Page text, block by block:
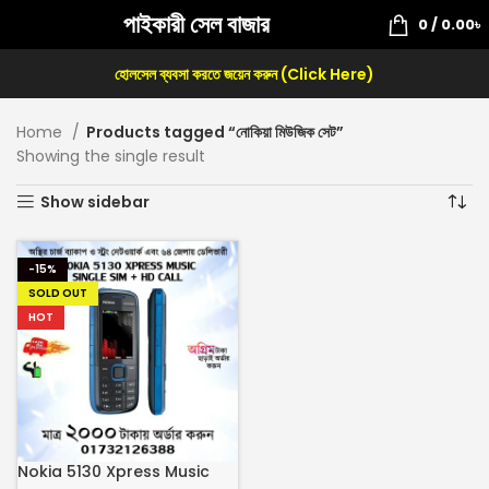
পাইকারী সেল বাজার 0/ 0.00৳
হোলসেল ব্যবসা করতে জয়েন করুন (Click Here)
Home
Products tagged “নোকিয়া মিউজিক সেট”
Showing the single result
Show sidebar
-15%
SOLD OUT
HOT
Nokia 5130 Xpress Music